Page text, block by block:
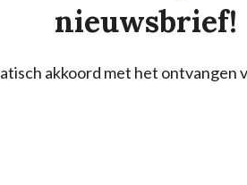
nieuwsbrief!
akkoord met het ontvangen